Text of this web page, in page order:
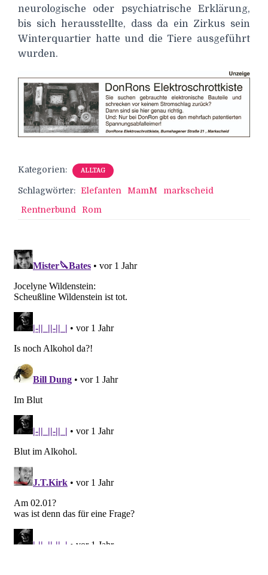
neurologische oder psychiatrische Erklärung,
bis sich herausstellte, dass da ein Zirkus sein
Winterquartier hatte und die Tiere ausgeführt
wurden.
Kategorien: ALLTAG
Schlagwörter: Elefanten MamM
markscheid
Rentnerbund
Rom